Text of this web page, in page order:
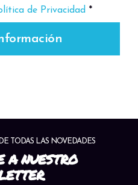
de Privacidad *
TODAS LAS NOVEDADES
A NUESTRO